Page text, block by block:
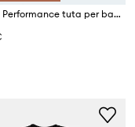
adidas Performance tuta per bambini con cotone REAL MADRID